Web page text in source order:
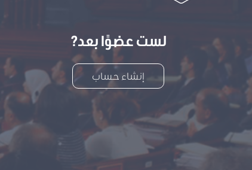
لست عضوًا بعد?
إنشاء حساب